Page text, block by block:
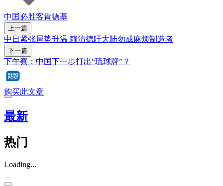
中国必胜客肯德基
上一篇
中日紧张局势升温 赖清德吁大陆勿成麻烦制造者
下一篇
下午察：中国下一步打出“琉球牌”？
购买此文章
最新
热门
Loading...